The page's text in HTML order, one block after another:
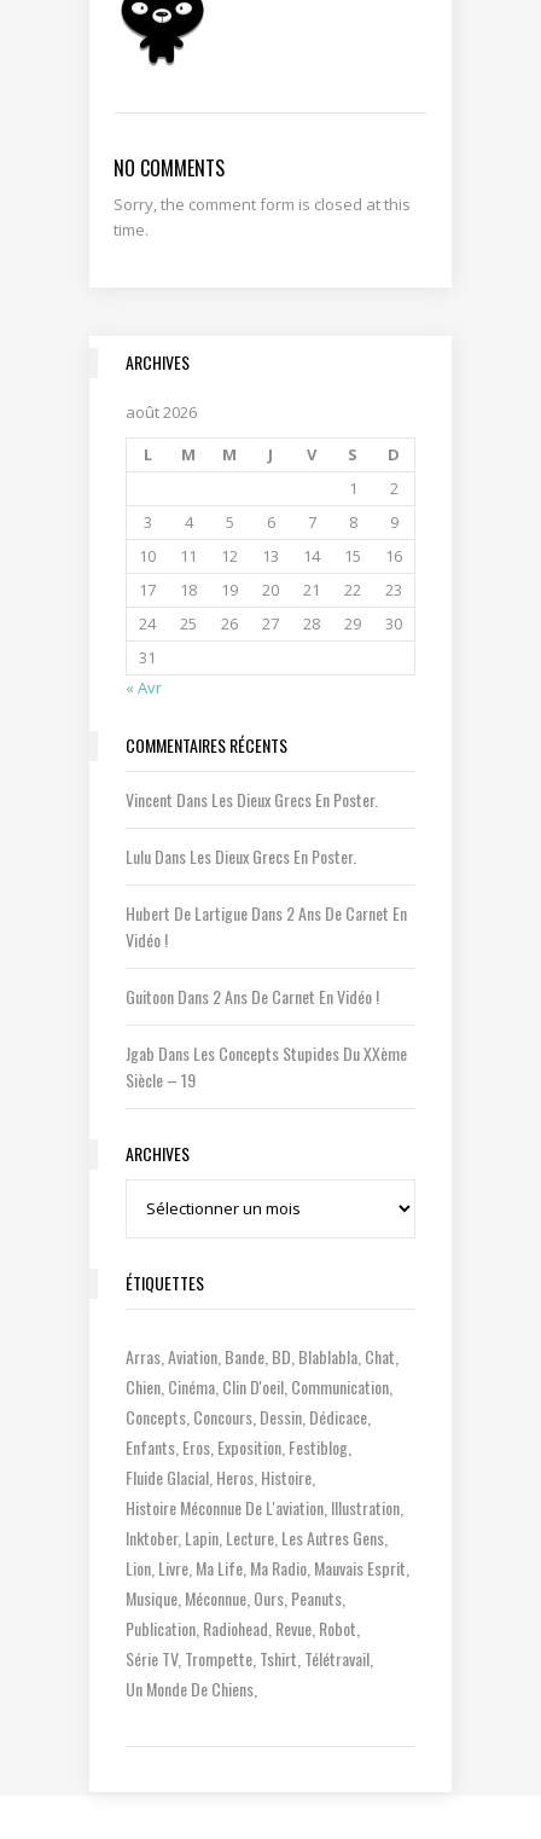
NO COMMENTS
Sorry, the comment form is closed at this
time.
ARCHIVES
août 2026
L
M M J V S
D
1
2
3
4 5 6 7 8
9
10
11 12 13 14 15
16
17
18 19 20 21 22
23
24
25 26 27 28 29
30
31
« Avr
COMMENTAIRES RÉCENTS
Vincent DansLes Dieux Grecs En Poster.
LuluDansLes Dieux Grecs En Poster.
Hubert De LartigueDans2 Ans De Carnet En
Vidéo !
GuitoonDans2 Ans De Carnet En Vidéo !
Jgab DansLes Concepts Stupides Du XXème
Siècle – 19
ARCHIVES
Archives
ÉTIQUETTES
Arras Aviation Bande BD Blablabla Chat
Chien Cinéma Clin D'oeil Communication
Concepts Concours Dessin Dédicace
Enfants Eros Exposition Festiblog
Fluide Glacial Heros Histoire
Histoire Méconnue De L'aviation Illustration
Inktober Lapin Lecture Les Autres Gens
Lion Livre Ma Life Ma Radio Mauvais Esprit
Musique Méconnue Ours Peanuts
Publication Radiohead Revue Robot
Série TV Trompette Tshirt Télétravail
Un Monde De Chiens